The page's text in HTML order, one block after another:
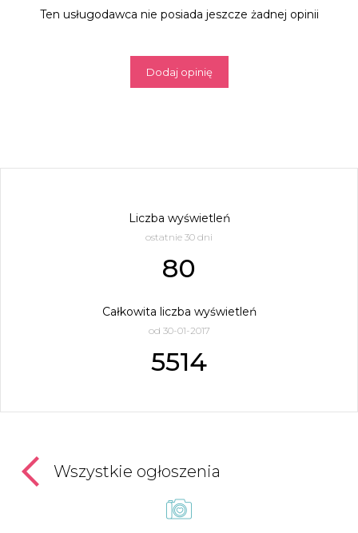
Ten usługodawca nie posiada jeszcze żadnej opinii
Dodaj opinię
Liczba wyświetleń
ostatnie 30 dni
80
Całkowita liczba wyświetleń
od 30-01-2017
5514
Wszystkie ogłoszenia